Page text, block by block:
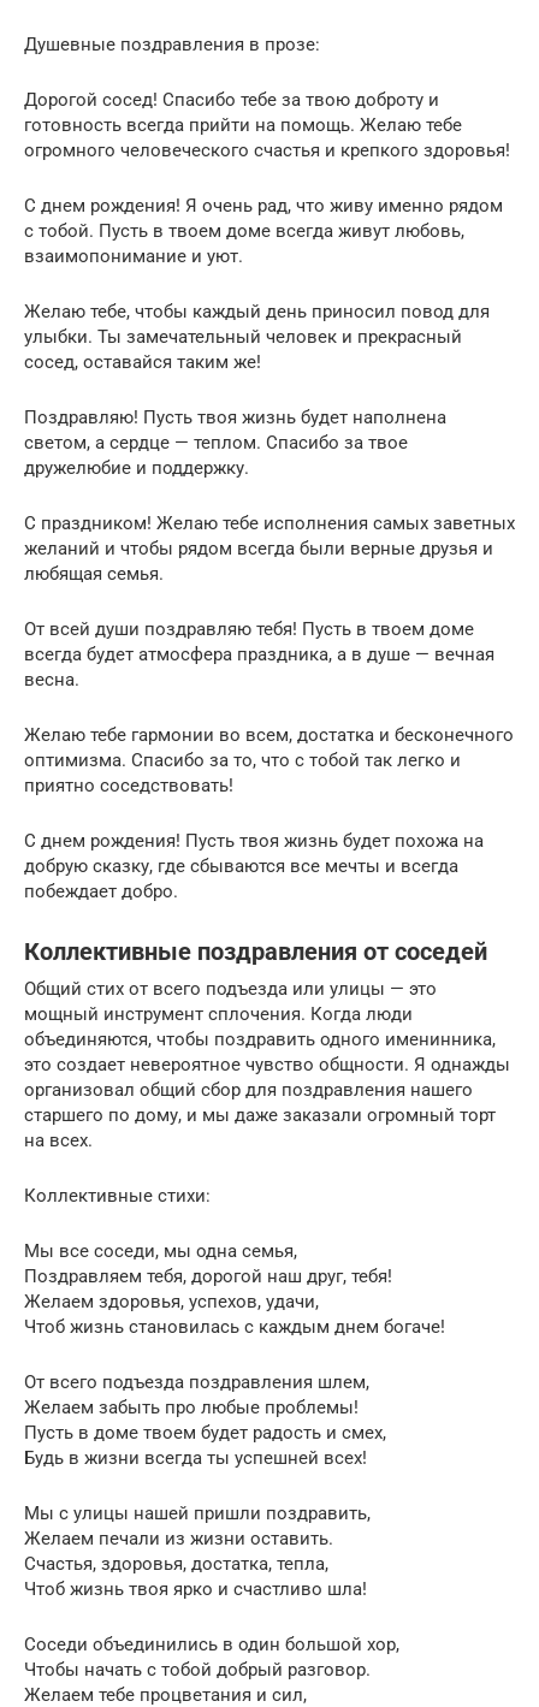
Душевные поздравления в прозе:
Дорогой сосед! Спасибо тебе за твою доброту и
готовность всегда прийти на помощь. Желаю тебе
огромного человеческого счастья и крепкого здоровья!
С днем рождения! Я очень рад, что живу именно рядом
с тобой. Пусть в твоем доме всегда живут любовь,
взаимопонимание и уют.
Желаю тебе, чтобы каждый день приносил повод для
улыбки. Ты замечательный человек и прекрасный
сосед, оставайся таким же!
Поздравляю! Пусть твоя жизнь будет наполнена
светом, а сердце — теплом. Спасибо за твое
дружелюбие и поддержку.
С праздником! Желаю тебе исполнения самых заветных
желаний и чтобы рядом всегда были верные друзья и
любящая семья.
От всей души поздравляю тебя! Пусть в твоем доме
всегда будет атмосфера праздника, а в душе — вечная
весна.
Желаю тебе гармонии во всем, достатка и бесконечного
оптимизма. Спасибо за то, что с тобой так легко и
приятно соседствовать!
С днем рождения! Пусть твоя жизнь будет похожа на
добрую сказку, где сбываются все мечты и всегда
побеждает добро.
Коллективные поздравления от соседей
Общий стих от всего подъезда или улицы — это
мощный инструмент сплочения. Когда люди
объединяются, чтобы поздравить одного именинника,
это создает невероятное чувство общности. Я однажды
организовал общий сбор для поздравления нашего
старшего по дому, и мы даже заказали огромный торт
на всех.
Коллективные стихи:
Мы все соседи, мы одна семья,
Поздравляем тебя, дорогой наш друг, тебя!
Желаем здоровья, успехов, удачи,
Чтоб жизнь становилась с каждым днем богаче!
От всего подъезда поздравления шлем,
Желаем забыть про любые проблемы!
Пусть в доме твоем будет радость и смех,
Будь в жизни всегда ты успешней всех!
Мы с улицы нашей пришли поздравить,
Желаем печали из жизни оставить.
Счастья, здоровья, достатка, тепла,
Чтоб жизнь твоя ярко и счастливо шла!
Соседи объединились в один большой хор,
Чтобы начать с тобой добрый разговор.
Желаем тебе процветания и сил,